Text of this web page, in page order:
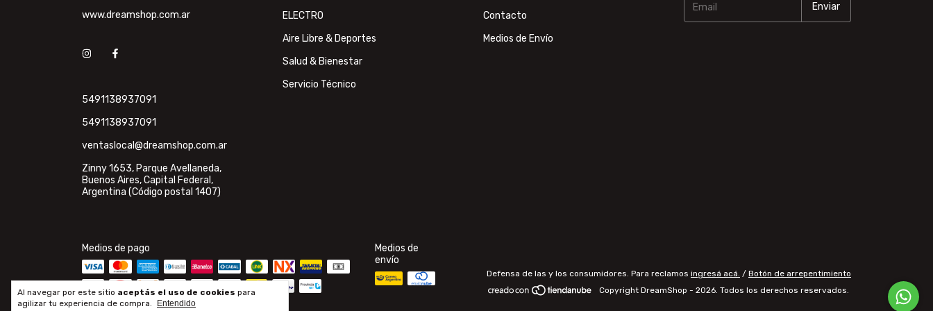
Al navegar por este sitio aceptás el uso de cookies para
agilizar tu experiencia de compra.
Entendido
www.dreamshop.com.ar
5491138937091
5491138937091
ventaslocal@dreamshop.com.ar
Zinny 1653, Parque Avellaneda,
Buenos Aires, Capital Federal,
Argentina (Código postal 1407)
ELECTRO
Aire Libre & Deportes
Salud & Bienestar
Servicio Técnico
Contacto
Medios de Envío
Medios de pago
Medios de
envío
Defensa de las y los consumidores. Para reclamos ingresá acá. / Botón de arrepentimiento
Copyright DreamShop - 2026. Todos los derechos reservados.